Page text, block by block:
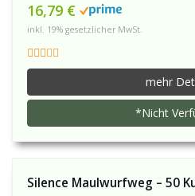
16,79 €
inkl. 19% gesetzlicher MwSt.
mehr
*Nicht
Silence Maulwurfweg – 50